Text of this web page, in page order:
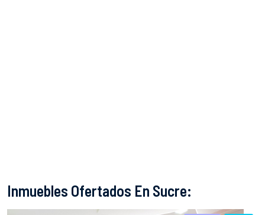
Inmuebles Ofertados En Sucre: